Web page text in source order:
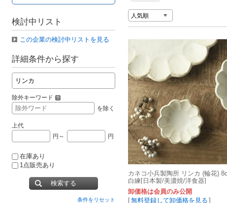
検討中リスト
この企業の検討中リストを見る
詳細条件から探す
除外キーワード
を除く
上代
円～
円
在庫あり
1点販売あり
検索する
条件をリセット
カネコ小兵製陶所 リンカ (輪花)
白練[日本製/美濃焼/洋食器]
卸価格は会員のみ公開
[無料登録して卸価格を見る ]